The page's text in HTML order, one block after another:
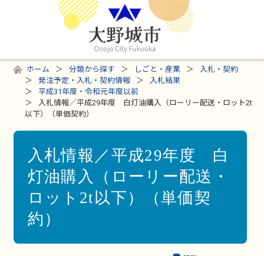
ホーム 分類から探す しごと・産業
入札・契約
発注予定・入札・契約情報
入札結果
平成31年度・令和元年度以前
入札情報／平成29年度 白灯油購入（ローリー配送・ロット2t
以下）（単価契約）
入札情報／平成29年度 白
灯油購入（ローリー配送・
ロット2t以下）（単価契
約）